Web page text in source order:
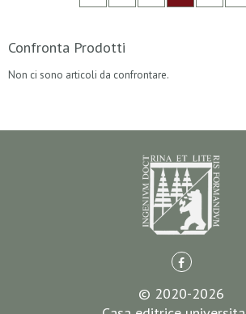
Confronta Prodotti
Non ci sono articoli da confrontare.
© 2020-2026